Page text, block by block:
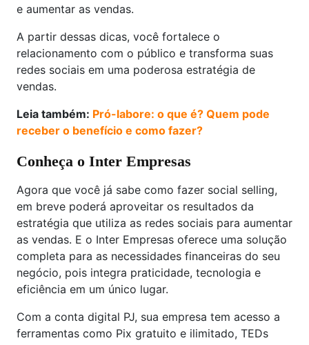
e aumentar as vendas.
A partir dessas dicas, você fortalece o
relacionamento com o público e transforma suas
redes sociais em uma poderosa estratégia de
vendas.
Leia também: Pró-labore: o que é? Quem pode
receber o benefício e como fazer?
Conheça o Inter Empresas
Agora que você já sabe como fazer social selling,
em breve poderá aproveitar os resultados da
estratégia que utiliza as redes sociais para aumentar
as vendas. E o Inter Empresas oferece uma solução
completa para as necessidades financeiras do seu
negócio, pois integra praticidade, tecnologia e
eficiência em um único lugar.
Com a conta digital PJ, sua empresa tem acesso a
ferramentas como Pix gratuito e ilimitado, TEDs